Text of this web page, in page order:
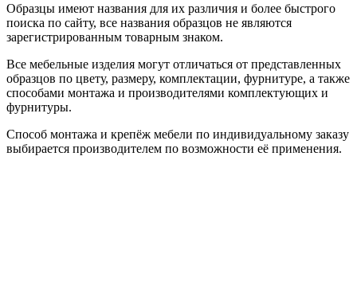
Образцы имеют названия для их различия и более быстрого
поиска по сайту, все названия образцов не являются
зарегистрированным товарным знаком.
Все мебельные изделия могут отличаться от представленных
образцов по цвету, размеру, комплектации, фурнитуре, а также
способами монтажа и производителями комплектующих и
фурнитуры.
Способ монтажа и крепёж мебели по индивидуальному заказу
выбирается производителем по возможности её применения.